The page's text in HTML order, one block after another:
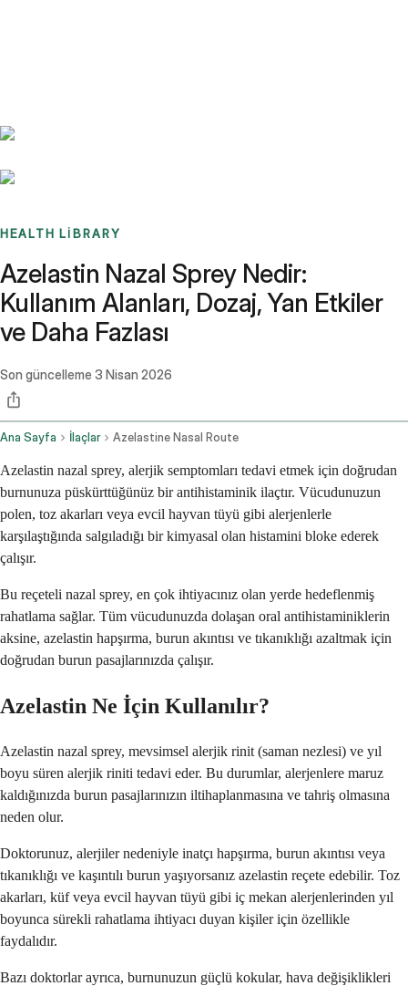
HEALTH LIBRARY
Azelastin Nazal Sprey Nedir:
Kullanım Alanları, Dozaj, Yan Etkiler
ve Daha Fazlası
Son güncelleme 3 Nisan 2026
Ana Sayfa İlaçlar Azelastine Nasal Route
Azelastin nazal sprey, alerjik semptomları tedavi etmek için doğrudan
burnunuza püskürttüğünüz bir antihistaminik ilaçtır. Vücudunuzun
polen, toz akarları veya evcil hayvan tüyü gibi alerjenlerle
karşılaştığında salgıladığı bir kimyasal olan histamini bloke ederek
çalışır.
Bu reçeteli nazal sprey, en çok ihtiyacınız olan yerde hedeflenmiş
rahatlama sağlar. Tüm vücudunuzda dolaşan oral antihistaminiklerin
aksine, azelastin hapşırma, burun akıntısı ve tıkanıklığı azaltmak için
doğrudan burun pasajlarınızda çalışır.
Azelastin Ne İçin Kullanılır?
Azelastin nazal sprey, mevsimsel alerjik rinit (saman nezlesi) ve yıl
boyu süren alerjik riniti tedavi eder. Bu durumlar, alerjenlere maruz
kaldığınızda burun pasajlarınızın iltihaplanmasına ve tahriş olmasına
neden olur.
Doktorunuz, alerjiler nedeniyle inatçı hapşırma, burun akıntısı veya
tıkanıklığı ve kaşıntılı burun yaşıyorsanız azelastin reçete edebilir. Toz
akarları, küf veya evcil hayvan tüyü gibi iç mekan alerjenlerinden yıl
boyunca sürekli rahatlama ihtiyacı duyan kişiler için özellikle
faydalıdır.
Bazı doktorlar ayrıca, burnunuzun güçlü kokular, hava değişiklikleri